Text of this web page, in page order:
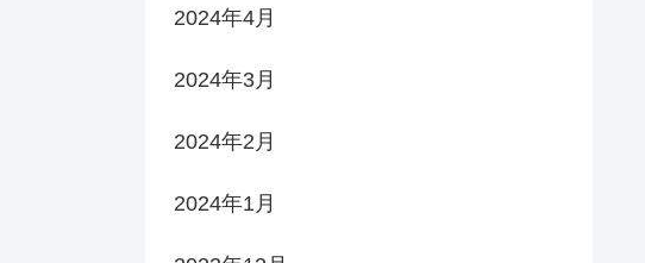
2024年4月
2024年3月
2024年2月
2024年1月